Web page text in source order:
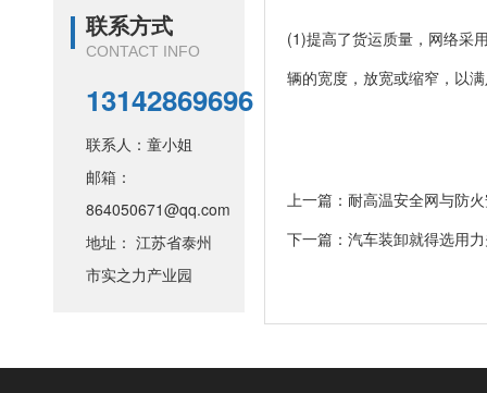
联系方式
CONTACT INFO
13142869696
联系人：童小姐
邮箱：
864050671@qq.com
地址： 江苏省泰州
市实之力产业园
(1)提高了货运质量，网络采
辆的宽度，放宽或缩窄，以
上一篇：耐高温安全网与防
下一篇：汽车装卸就得选用